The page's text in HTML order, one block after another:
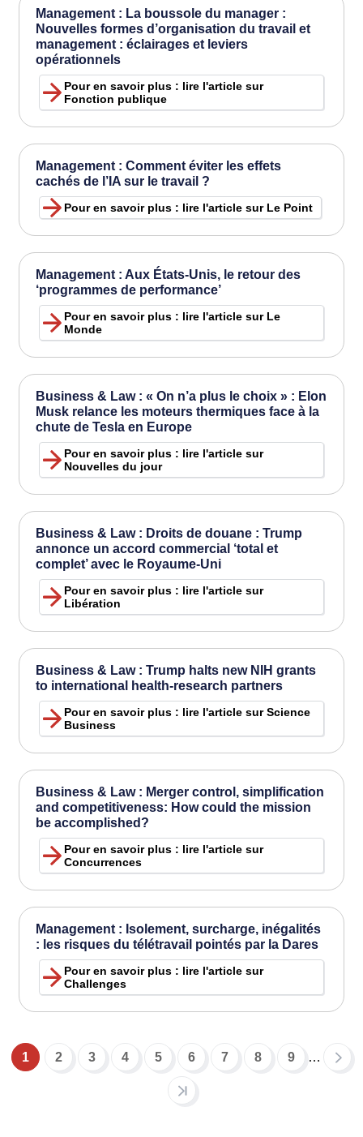
Management : La boussole du manager :
Nouvelles formes d’organisation du travail et
management : éclairages et leviers
opérationnels
Pour en savoir plus : lire l'article sur
Fonction publique
Management : Comment éviter les effets
cachés de l’IA sur le travail ?
Pour en savoir plus : lire l'article sur Le Point
Management : Aux États-Unis, le retour des
‘programmes de performance’
Pour en savoir plus : lire l'article sur Le
Monde
Business & Law : « On n’a plus le choix » : Elon
Musk relance les moteurs thermiques face à la
chute de Tesla en Europe
Pour en savoir plus : lire l'article sur
Nouvelles du jour
Business & Law : Droits de douane : Trump
annonce un accord commercial ‘total et
complet’ avec le Royaume-Uni
Pour en savoir plus : lire l'article sur
Libération
Business & Law : Trump halts new NIH grants
to international health-research partners
Pour en savoir plus : lire l'article sur Science
Business
Business & Law : Merger control, simplification
and competitiveness: How could the mission
be accomplished?
Pour en savoir plus : lire l'article sur
Concurrences
Management : Isolement, surcharge, inégalités
: les risques du télétravail pointés par la Dares
Pour en savoir plus : lire l'article sur
Challenges
Pagination
Current
1 Page
2 Page
3 Page
4 Page
5 Page
6 Page
7 Page
8 Page
9 …